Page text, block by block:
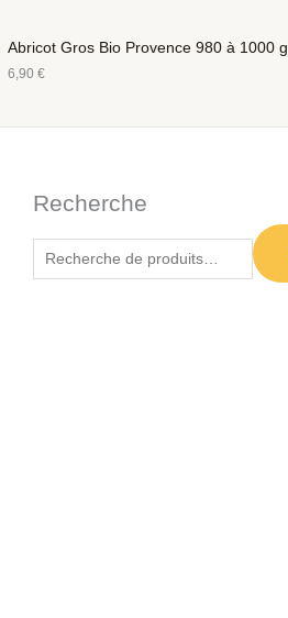
Abricot Gros Bio Provence 980 à 1000 g
6,90€
Recherche